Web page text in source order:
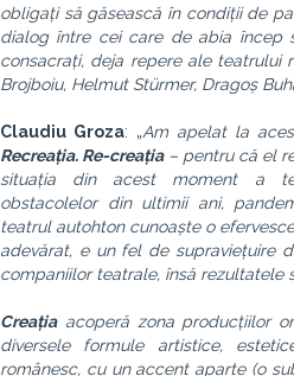
obligați să găsească în condiții de
dialog între cei care de abia încep
consacrați, deja repere ale teatrului
Brojboiu, Helmut Stürmer, Dragoș
Claudiu Groza: „Am apelat la
Recreația. Re-creația– pentru că el
situația din acest moment a
obstacolelor din ultimii ani,
teatrul autohton cunoaște o
adevărat, e un fel de supraviețuire
companiilor teatrale, însă rezultatele
Creațiaacoperă zona producțiilor
diversele formule artistice,
românesc, cu un accent aparte (o